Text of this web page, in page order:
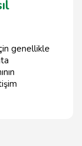
genellikle